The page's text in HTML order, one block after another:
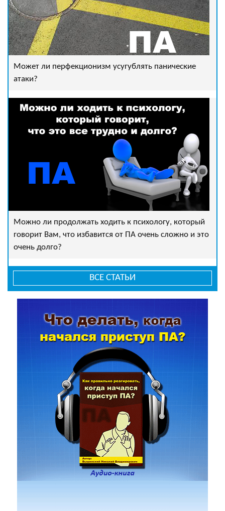
Может ли перфекционизм усугублять панические
атаки?
Можно ли продолжать ходить к психологу, который
говорит Вам, что избавится от ПА очень сложно и это
очень долго?
ВСЕ СТАТЬИ